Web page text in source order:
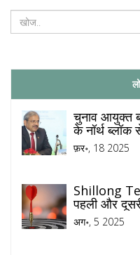
चुनाव आयुक्त
के नॉर्थ
फ़र॰, 18 2025
Shillong
पहली और
अग॰, 5 2025